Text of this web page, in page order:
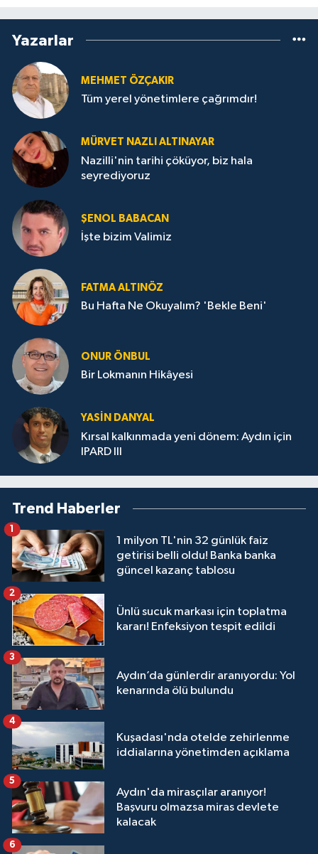
Yazarlar
MEHMET ÖZÇAKIR
Tüm yerel yönetimlere çağrımdır!
MÜRVET NAZLI ALTINAYAR
Nazilli'nin tarihi çöküyor, biz hala
seyrediyoruz
ŞENOL BABACAN
İşte bizim Valimiz
FATMA ALTINÖZ
Bu Hafta Ne Okuyalım? 'Bekle Beni'
ONUR ÖNBUL
Bir Lokmanın Hikâyesi
YASIN DANYAL
Kırsal kalkınmada yeni dönem: Aydın için
IPARD III
Trend Haberler
1 milyon TL'nin 32 günlük faiz
getirisi belli oldu! Banka banka
güncel kazanç tablosu
1
Ünlü sucuk markası için toplatma
kararı! Enfeksiyon tespit edildi
2
Aydın’da günlerdir aranıyordu: Yol
kenarında ölü bulundu
3
Kuşadası'nda otelde zehirlenme
iddialarına yönetimden açıklama
4
Aydın'da mirasçılar aranıyor!
Başvuru olmazsa miras devlete
kalacak
5
6